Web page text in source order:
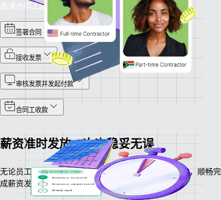
邀请合同工加入 Remote 平台，完成入职流程。
签署合同
接收发票
审核发票并发起付款
合同工收款
薪资准时发放，次次稳妥无误
无论员工身处何地，均可统一核算薪资、计算税务扣款，顺畅完
成薪资发放操作。